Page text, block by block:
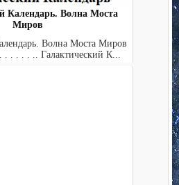
Календарь. Волна Моста
Миров
Волна Моста Миров
. . . . . .. Галактический К...